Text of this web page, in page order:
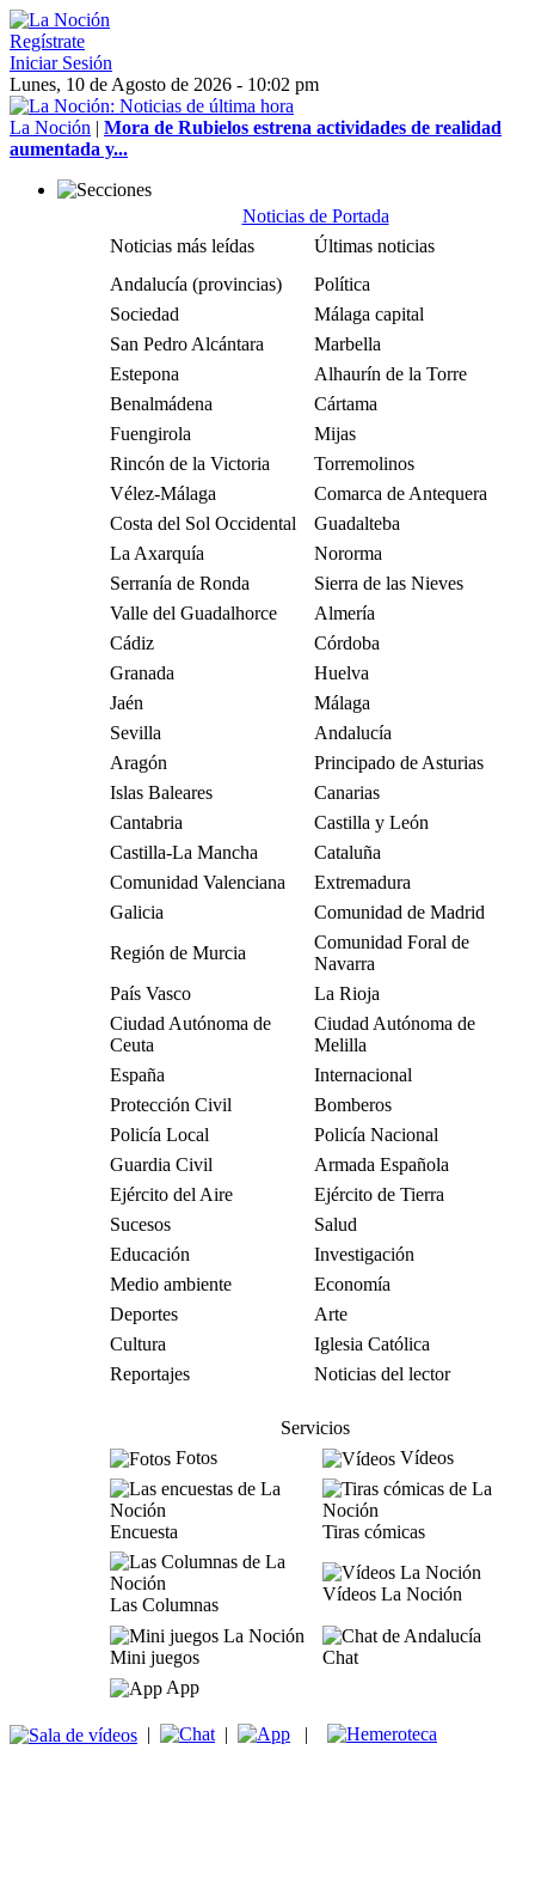
Regístrate
Iniciar Sesión
Lunes, 10 de Agosto de 2026 - 10:02 pm
La Noción | Mora de Rubielos estrena actividades de realidad
aumentada y...
Noticias de Portada
Noticias más leídas
Últimas noticias
Andalucía (provincias)
Política
Sociedad
Málaga capital
San Pedro Alcántara
Marbella
Estepona
Alhaurín de la Torre
Benalmádena
Cártama
Fuengirola
Mijas
Rincón de la Victoria
Torremolinos
Vélez-Málaga
Comarca de Antequera
Costa del Sol Occidental
Guadalteba
La Axarquía
Nororma
Serranía de Ronda
Sierra de las Nieves
Valle del Guadalhorce
Almería
Cádiz
Córdoba
Granada
Huelva
Jaén
Málaga
Sevilla
Andalucía
Aragón
Principado de Asturias
Islas Baleares
Canarias
Cantabria
Castilla y León
Castilla-La Mancha
Cataluña
Comunidad Valenciana
Extremadura
Galicia
Comunidad de Madrid
Región de Murcia
Comunidad Foral de
Navarra
País Vasco
La Rioja
Ciudad Autónoma de
Ceuta
Ciudad Autónoma de
Melilla
España
Internacional
Protección Civil
Bomberos
Policía Local
Policía Nacional
Guardia Civil
Armada Española
Ejército del Aire
Ejército de Tierra
Sucesos
Salud
Educación
Investigación
Medio ambiente
Economía
Deportes
Arte
Cultura
Iglesia Católica
Reportajes
Noticias del lector
Servicios
Fotos
Vídeos
Encuesta Tiras cómicas
Las Columnas
Vídeos La Noción
Mini juegos
Chat
App
| | |